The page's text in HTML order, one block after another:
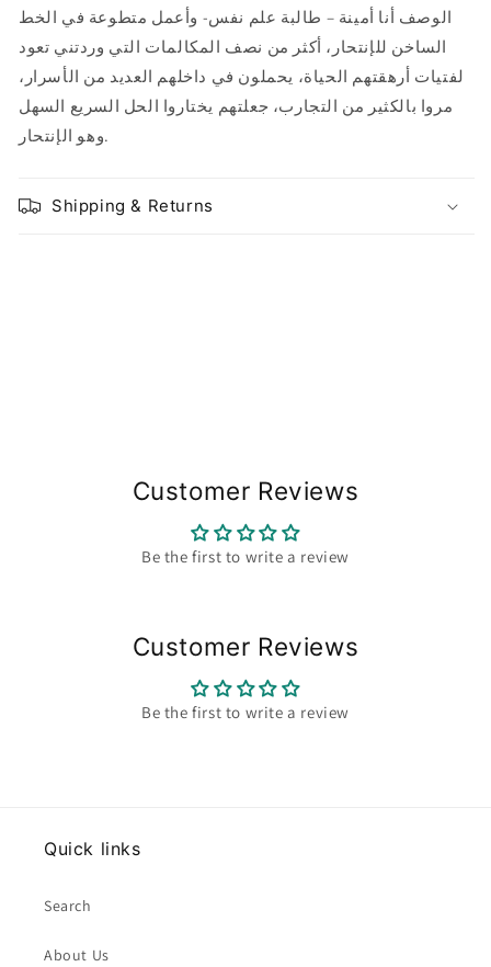
الوصف أنا أمينة – طالبة علم نفس- وأعمل متطوعة في الخط
الساخن للإنتحار، أكثر من نصف المكالمات التي وردتني تعود
لفتيات أرهقتهم الحياة، يحملون في داخلهم العديد من الأسرار،
مروا بالكثير من التجارب، جعلتهم يختاروا الحل السريع السهل
وهو الإنتحار.
Shipping & Returns
Customer Reviews
Be the first to write a review
Customer Reviews
Be the first to write a review
Quick links
Search
About Us